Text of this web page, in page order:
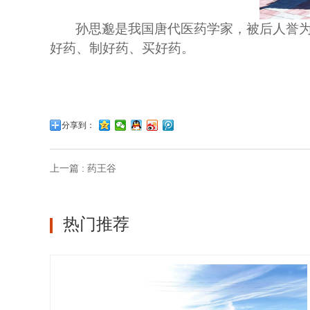
孙思邈是我国唐代医药学家，被后人誉
好药、制好药、买好药。
分享到：
上一篇 : 药王谷
热门推荐